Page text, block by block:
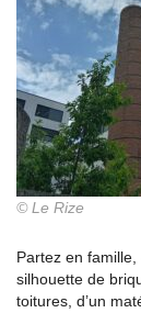
© Le Rize
Partez en
silhouette de
toitures, d’un